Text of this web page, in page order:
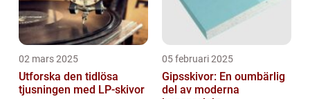
02 mars 2025
Utforska den tidlösa
tjusningen med LP-skivor
05 februari 2025
Gipsskivor: En oumbärlig
del av moderna